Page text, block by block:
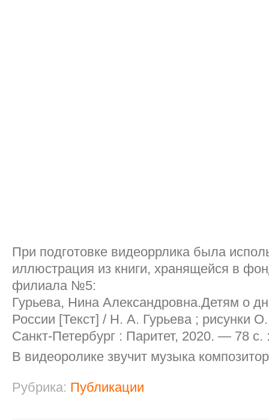
При подготовке видеоррлика была
иллюстрация из книги, хранящейся в
филиала №5:
Гурьева, Нина Александровна.Детям о
России [Текст] / Н. А. Гурьева ; рисунки
Санкт-Петербург : Паритет, 2020. — 78 с.
В видеоролике звучит музыка
Рубрика: Публикации